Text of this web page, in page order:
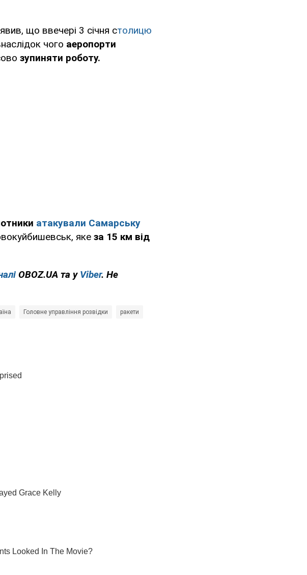
що ввечері 3 січня столицю
чого аеропорти
зупиняти роботу.
атакували Самарську
яке за 15 км від
OBOZ.UA та у Viber. Не
Головне управління розвідки ракети